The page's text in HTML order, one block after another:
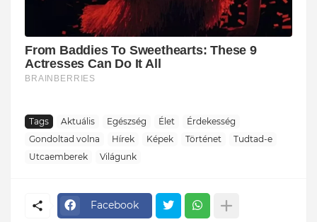
Tags Aktuális Egészség Élet
Érdekesség
Gondoltad volna
Hírek Képek Történet
Tudtad-e
Utcaemberek
Világunk
Facebook